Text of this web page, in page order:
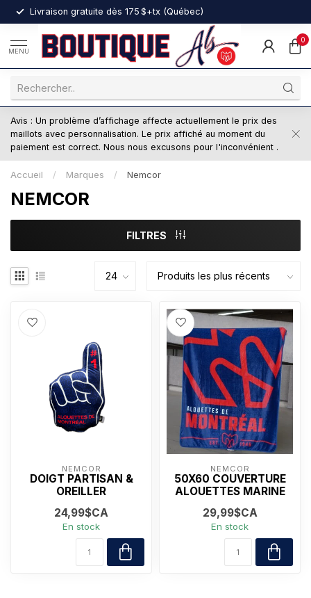
Livraison gratuite dès 175 $+tx (Québec)
MENU
0
Avis : Un problème d’affichage affecte actuellement le prix des
maillots avec personnalisation. Le prix affiché au moment du
paiement est correct. Nous nous excusons pour l'inconvénient .
Accueil / Marques / Nemcor
NEMCOR
FILTRES
NEMCOR
DOIGT PARTISAN &
OREILLER
24,99$CA
En stock
NEMCOR
50X60 COUVERTURE
ALOUETTES MARINE
29,99$CA
En stock